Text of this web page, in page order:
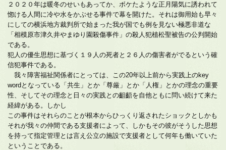
２０２０年は暖冬のせいもあってか、ボケたような正月陽気に誘われて
惚ける人間に冷や水をかぶせる事件で幕を開けた。それは御用始も早々
にしての横浜地方裁判所で始まった我が国でも例を見ない極悪非道な
「相模原市津久井やまゆり園殺傷事件」の殺人犯植松聖被告の公判開始
である。
犯人の優生思想に基づく１９人の死者と２６人の傷害者がでるという確
信犯事件である。
我々障害福祉関係者にとっては、この20年以上前から実践上のkey
wordとなっている「共生」とか「尊厳」とか「人権」とかの理念の重要
性、そしてその理念と日々の実践との齟齬を自他ともに問い続けて来た
経緯がある。しかし
この事件はそれらのことが根本からひっくり返されたショックとしかも
それが我々の仲間である支援者によって、しかもその彼がそうした思想
を持って指定管理とは言え公立の施設で支援者として何年も働いていた
ということである。